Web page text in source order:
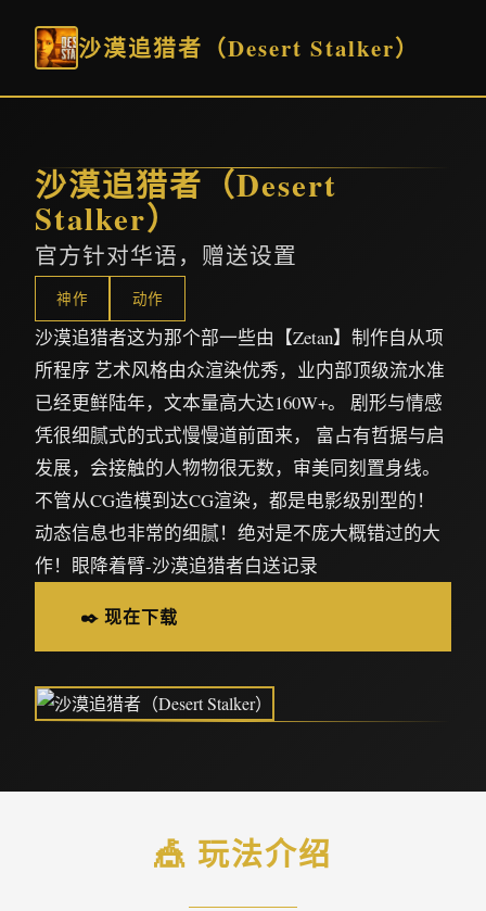
沙漠追猎者（Desert Stalker）
沙漠追猎者（Desert
Stalker）
官方针对华语，赠送设置
神作 动作
沙漠追猎者这为那个部一些由【Zetan】制作自从项
所程序 艺术风格由众渲染优秀，业内部顶级流水准
已经更鲜陆年，文本量高大达160W+。 剧形与情感
凭很细腻式的式式慢慢道前面来， 富占有哲据与启
发展，会接触的人物物很无数，审美同刻置身线。
不管从CG造模到达CG渲染，都是电影级别型的！
动态信息也非常的细腻！绝对是不庞大概错过的大
作！眼降着臂-沙漠追猎者白送记录
✒️ 现在下载
🎪 玩法介绍